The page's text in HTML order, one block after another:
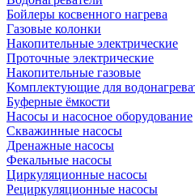
Бойлеры косвенного нагрева
Газовые колонки
Накопительные электрические
Проточные электрические
Накопительные газовые
Комплектующие для
Буферные ёмкости
Насосы и насосное оборудование
Скважинные насосы
Дренажные насосы
Фекальные насосы
Циркуляционные насосы
Рециркуляционные насосы